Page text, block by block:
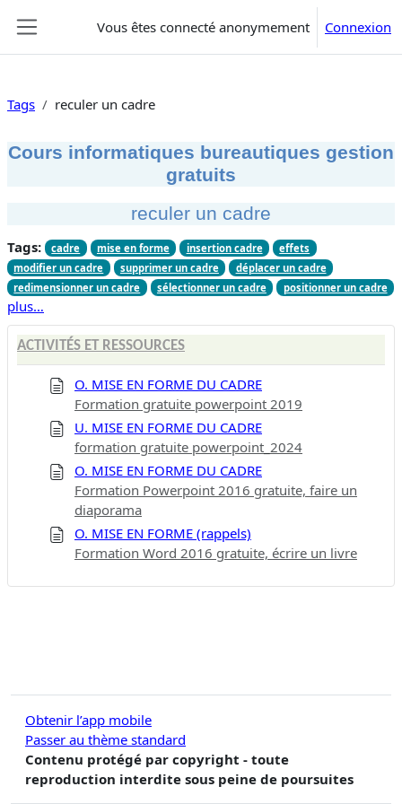
Vous êtes connecté anonymement Connexion
Tags reculer un cadre
Cours informatiques bureautiques gestion
gratuits
reculer un cadre
Tags: cadre mise en forme insertion cadre
effets
modifier un cadre
supprimer un cadre
déplacer un cadre
redimensionner un cadre
sélectionner un cadre positionner un cadre
plus…
ACTIVITÉS ET RESSOURCES
O. MISE EN FORME DU CADRE
Formation gratuite powerpoint 2019
U. MISE EN FORME DU CADRE
formation gratuite powerpoint_2024
O. MISE EN FORME DU CADRE
Formation Powerpoint 2016 gratuite, faire un
diaporama
O. MISE EN FORME (rappels)
Formation Word 2016 gratuite, écrire un livre
Obtenir l’app mobile
Passer au thème standard
Contenu protégé par copyright - toute
reproduction interdite sous peine de poursuites